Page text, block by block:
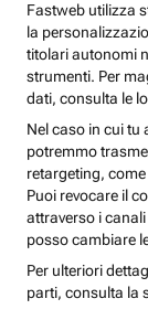
Fastweb utilizza
la
titolari autonomi
strumenti. Per
dati, consulta le
Nel caso in cui tu
potremmo
retargeting,
Puoi revocare il
attraverso i
posso cambiare
Per ulteriori
parti, consulta la